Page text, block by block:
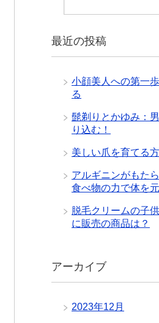
最近の投稿
小顔美人への第一
る
髭剃りとかゆみ：
り込む！
美しい爪を育てる
アルギニンがもた
食べ物の力で体を
脱毛クリームの子
に販売の商品は？
アーカイブ
2023年12月